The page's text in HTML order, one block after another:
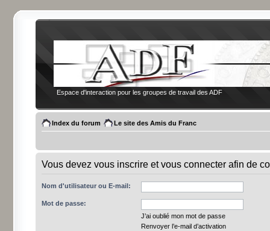
Espace d'interaction pour les groupes de travail des ADF
Index du forum Le site des Amis du Franc
Vous devez vous inscrire et vous connecter afin de
Nom d'utilisateur ou E-mail:
Mot de passe:
J’ai oublié mon mot de passe
Renvoyer l’e-mail d’activation